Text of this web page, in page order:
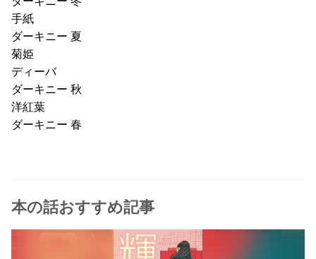
手紙
ダーキニー 夏
菊姫
ディーバ
ダーキニー 秋
洋紅葉
ダーキニー 春
本の話おすすめ記事